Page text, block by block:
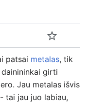
Stebėti
patsai metalas, tik
girti
Jau metalas išvis
tai jau juo labiau,